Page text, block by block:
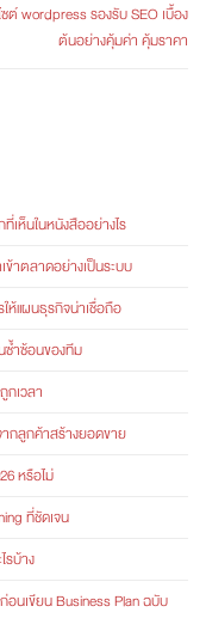
ซต์ wordpress รองรับ SEO เบื้อง
ต้นอย่างคุ้มค่า คุ้มราคา
เห็นในหนังสืออย่างไร
าตลาดอย่างเป็นระบบ
ห้แผนธุรกิจน่าเชื่อถือ
ซ้ำซ้อนของทีม
เวลา
ากลูกค้าสร้างยอดขาย
หรือไม่
ที่ชัดเจน
รบ้าง
อนเขียน Business Plan ฉบับ